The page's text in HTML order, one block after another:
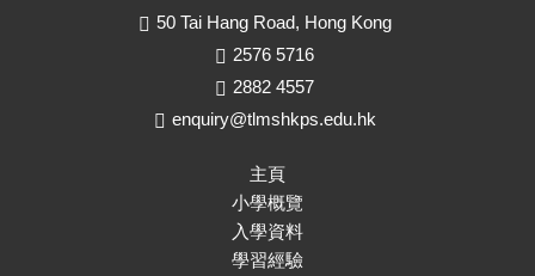
50 Tai Hang Road, Hong Kong
2576 5716
2882 4557
enquiry@tlmshkps.edu.hk
主頁
小學概覽
入學資料
學習經驗